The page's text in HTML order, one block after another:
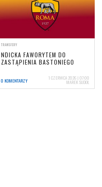
TRANSFERY
NDICKA FAWORYTEM DO
ZASTĄPIENIA BASTONIEGO
0 KOMENTARZY 1 CZERWCA 2026 | 07:00
MAREK SUDOŁ